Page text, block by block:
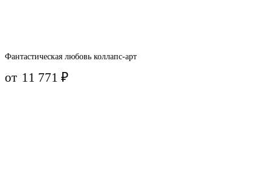
Фантастическая любовь коллапс-арт
от 11 771₽